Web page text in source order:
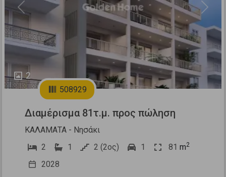
2
Previous Next
508929
Διαμέρισμα 81τ.μ. προς πώληση
ΚΑΛΑΜΑΤΑ - Νησάκι
2
1 2 (2ος) 1 81 m2
2028